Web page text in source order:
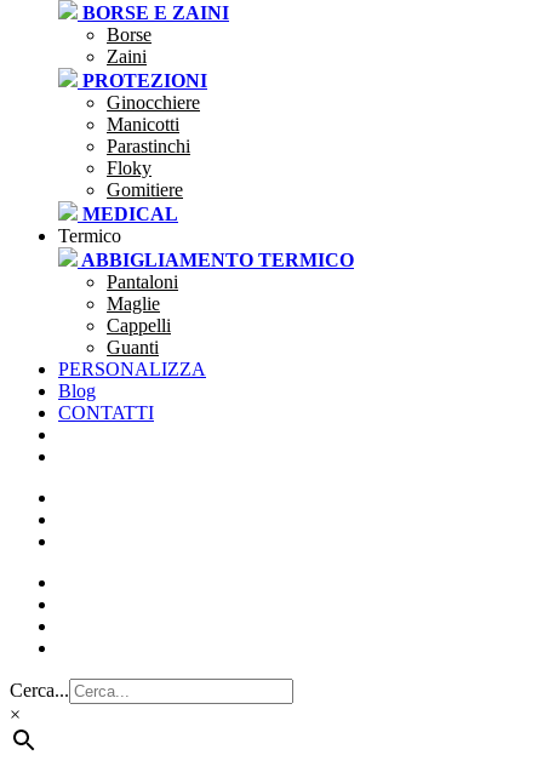
BORSE E ZAINI
Borse
Zaini
PROTEZIONI
Ginocchiere
Manicotti
Parastinchi
Floky
Gomitiere
MEDICAL
Termico
ABBIGLIAMENTO TERMICO
Pantaloni
Maglie
Cappelli
Guanti
PERSONALIZZA
Blog
CONTATTI
Cerca...
×